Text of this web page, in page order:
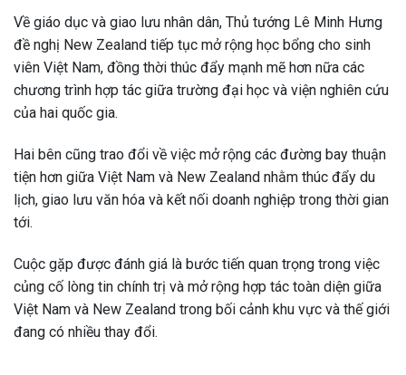
Về giáo dục và giao lưu nhân dân, Thủ tướng Lê Minh Hưng
đề nghị New Zealand tiếp tục mở rộng học bổng cho sinh
viên Việt Nam, đồng thời thúc đẩy mạnh mẽ hơn nữa các
chương trình hợp tác giữa trường đại học và viện nghiên cứu
của hai quốc gia.
Hai bên cũng trao đổi về việc mở rộng các đường bay thuận
tiện hơn giữa Việt Nam và New Zealand nhằm thúc đẩy du
lịch, giao lưu văn hóa và kết nối doanh nghiệp trong thời gian
tới.
Cuộc gặp được đánh giá là bước tiến quan trọng trong việc
củng cố lòng tin chính trị và mở rộng hợp tác toàn diện giữa
Việt Nam và New Zealand trong bối cảnh khu vực và thế giới
đang có nhiều thay đổi.